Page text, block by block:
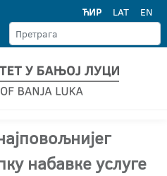
ЋИР LAT EN
набавке услугe